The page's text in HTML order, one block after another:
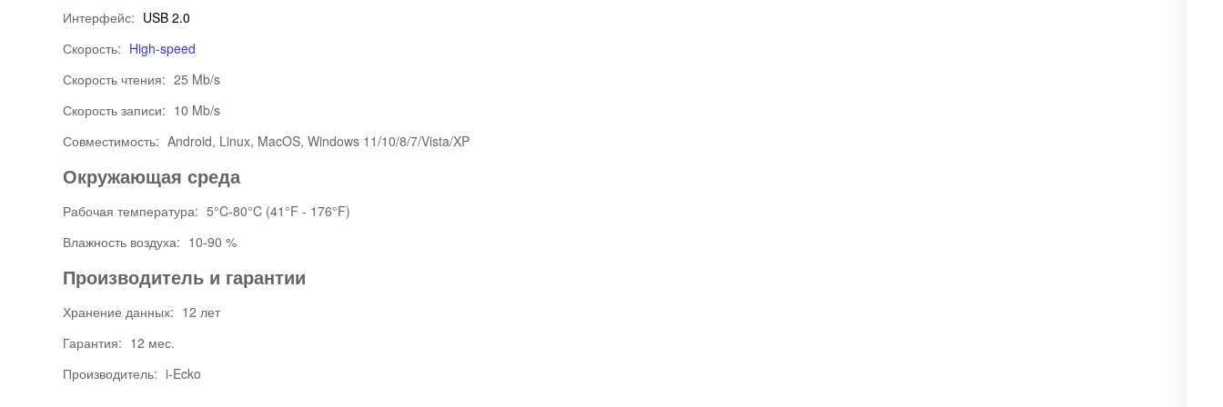
Интерфейс: USB 2.0
Скорость: High-speed
Скорость чтения: 25 Mb/s
Скорость записи: 10 Mb/s
Совместимость: Android, Linux, MacOS, Windows 11/10/8/7/Vista/XP
Окружающая среда
Рабочая температура: 5°C-80°C (41°F - 176°F)
Влажность воздуха: 10-90 %
Производитель и гарантии
Хранение данных: 12 лет
Гарантия: 12 мес.
Производитель: i-Ecko